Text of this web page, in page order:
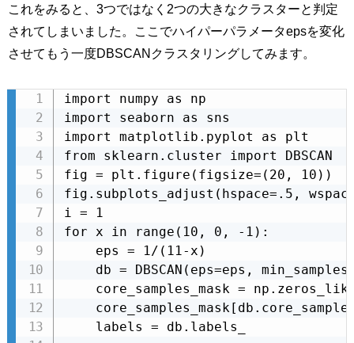
これをみると、3つではなく2つの大きなクラスターと判定
されてしまいました。ここでハイパーパラメータepsを変化
させてもう一度DBSCANクラスタリングしてみます。
import numpy as np
import seaborn as sns
import matplotlib.pyplot as plt
from sklearn.cluster import DBSCAN
fig = plt.figure(figsize=(20, 10))
fig.subplots_adjust(hspace=.5,
i = 1
for x in range(10, 0, -1):
    eps = 1/(11-x)
db = DBSCAN(eps=eps,
core_samples_mask =
    labels = db.labels_